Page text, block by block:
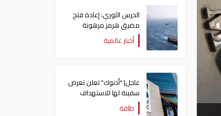
الحرس الثوري: إعادة فتح
مضيق هرمز مرهونة
بقبول واشنطن الكامل
لشروط طهران
أخبار عالمية
عاجل| "أدنوك" تعلن تعرض
سفينة لها للاستهداف
بصاروخ في مضيق هرمز
طاقة